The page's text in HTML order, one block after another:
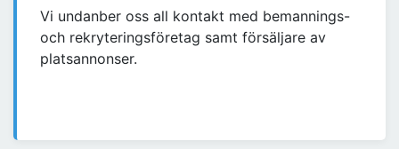
Vi undanber oss all kontakt med bemannings-
och rekryteringsföretag samt försäljare av
platsannonser.